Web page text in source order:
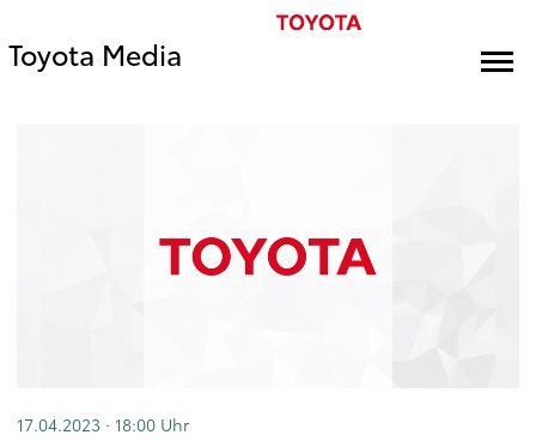
Toyota Media
17.04.2023 · 18:00 Uhr